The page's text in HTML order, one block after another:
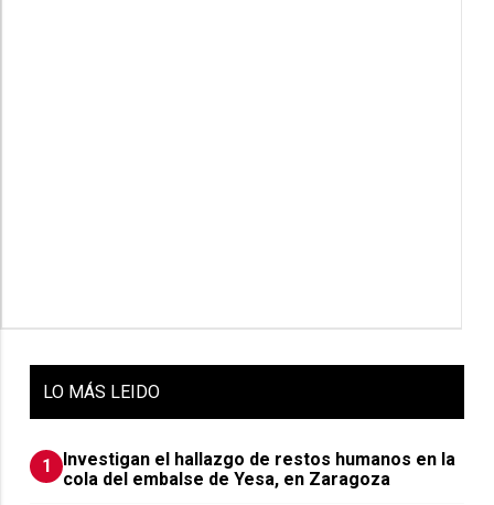
LO MÁS LEIDO
1
Investigan el hallazgo de restos humanos en la
cola del embalse de Yesa, en Zaragoza